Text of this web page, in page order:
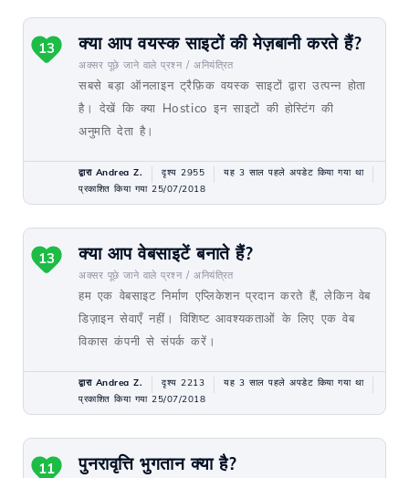
क्या आप वयस्क साइटों की मेज़बानी करते हैं?
अक्सर पूछे जाने वाले प्रश्न / अनियंत्रित
सबसे बड़ा ऑनलाइन ट्रैफ़िक वयस्क साइटों द्वारा उत्पन्न होता
है। देखें कि क्या Hostico इन साइटों की होस्टिंग की
अनुमति देता है।
13
द्वारा Andrea Z. दृश्य 2955
यह 3 साल पहले अपडेट किया गया था
प्रकाशित किया गया 25/07/2018
क्या आप वेबसाइटें बनाते हैं?
अक्सर पूछे जाने वाले प्रश्न / अनियंत्रित
हम एक वेबसाइट निर्माण एप्लिकेशन प्रदान करते हैं, लेकिन वेब
डिज़ाइन सेवाएँ नहीं। विशिष्ट आवश्यकताओं के लिए एक वेब
विकास कंपनी से संपर्क करें।
13
द्वारा Andrea Z. दृश्य 2213
यह 3 साल पहले अपडेट किया गया था
प्रकाशित किया गया 25/07/2018
पुनरावृत्ति भुगतान क्या है?
11